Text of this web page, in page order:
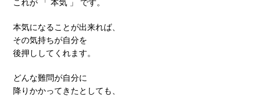
これが 「 本気 」 です。
本気になることが出来れば、
その気持ちが自分を
後押ししてくれます。
どんな難問が自分に
降りかかってきたとしても、